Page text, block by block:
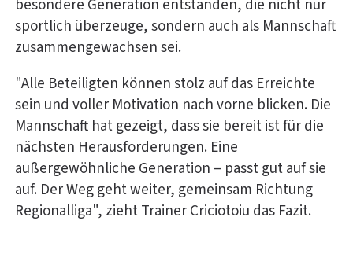
besondere Generation entstanden, die nicht nur
sportlich überzeuge, sondern auch als Mannschaft
zusammengewachsen sei.
"Alle Beteiligten können stolz auf das Erreichte
sein und voller Motivation nach vorne blicken. Die
Mannschaft hat gezeigt, dass sie bereit ist für die
nächsten Herausforderungen. Eine
außergewöhnliche Generation – passt gut auf sie
auf. Der Weg geht weiter, gemeinsam Richtung
Regionalliga", zieht Trainer Criciotoiu das Fazit.